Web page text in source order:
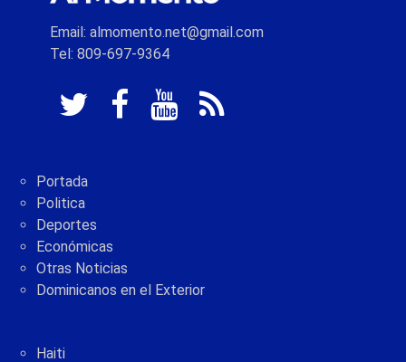
Email: almomento.net@gmail.com
Tel: 809-697-9364
Portada
Politica
Deportes
Económicas
Otras Noticias
Dominicanos en el Exterior
Haiti